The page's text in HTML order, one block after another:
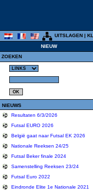
UITSLAGEN |
NIEUW
ZOEKEN
NIEUWS
Resultaten 6/3/2026
Futsal EURO 2026
België gaat naar Futsal EK 2026
Nationale Reeksen 24/25
Futsal Beker finale 2024
Samenstelling Reeksen 23/24
Futsal Euro 2022
Eindronde Elite 1e Nationale 2021